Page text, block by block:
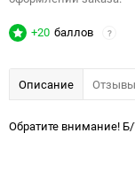
+20 баллов ?
Описание Отзывы
Обратите внимание!